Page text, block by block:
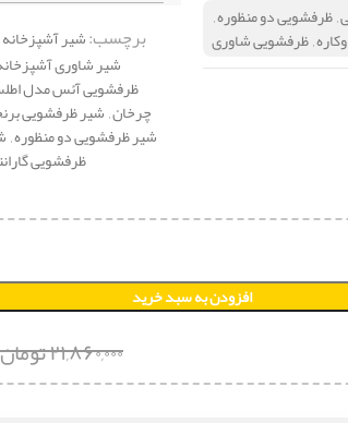
,ظرفشویی دو منظوره,
,ظرفشویی شاوری برچسب:شیر
شیر شاوری
ظرفشویی آئس مدل
چرخان,شیر ظرفشویی
شیر ظرفشویی دو منظوره,
ظرفشویی
افزودن به سبد خرید
۲۱,۸۶۰,۰۰۰تومان